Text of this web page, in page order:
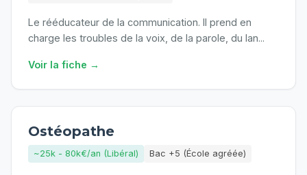
Le rééducateur de la communication. Il prend en
charge les troubles de la voix, de la parole, du lan...
Voir la fiche →
Ostéopathe
~25k - 80k€/an (Libéral) Bac +5 (École agréée)